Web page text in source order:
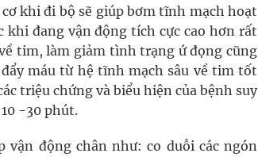
khi đi bộ sẽ giúp bơm tĩnh mạch hoạt
khi đang vận động tích cực cao hơn rất
tim, làm giảm tình trạng ứ đọng cũng
máu từ hệ tĩnh mạch sâu về tim tốt
triệu chứng và biểu hiện của bệnh suy
-30 phút.
động chân như: co duỗi các ngón